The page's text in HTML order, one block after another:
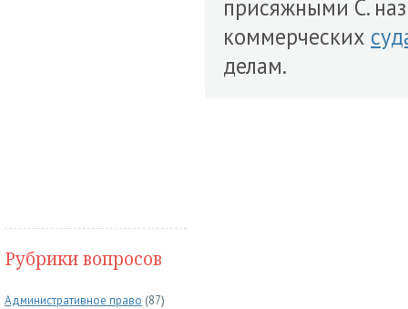
Рубрики вопросов
Административное право (87)
присяжными С.
коммерческих
делам.